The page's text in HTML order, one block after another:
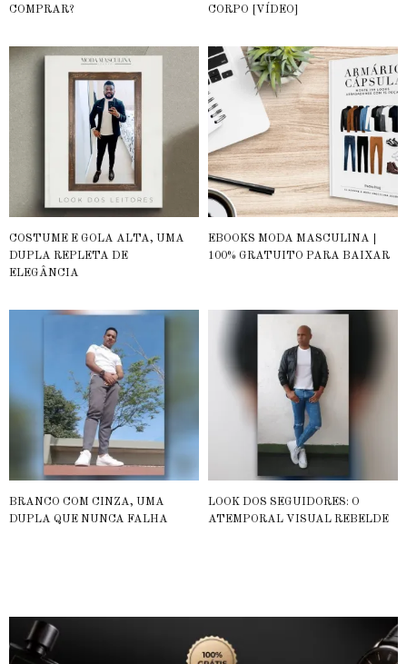
COMPRAR?
CORPO [VÍDEO]
COSTUME E GOLA ALTA, UMA
DUPLA REPLETA DE
ELEGÂNCIA
EBOOKS MODA MASCULINA |
100% GRATUITO PARA BAIXAR
BRANCO COM CINZA, UMA
DUPLA QUE NUNCA FALHA
LOOK DOS SEGUIDORES: O
ATEMPORAL VISUAL REBELDE